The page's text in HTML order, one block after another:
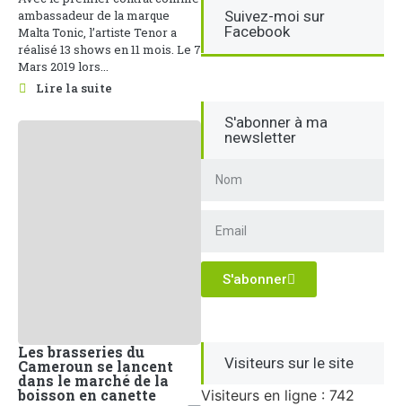
ambassadeur de la marque
Malta Tonic, l’artiste Tenor a
réalisé 13 shows en 11 mois. Le 7
Mars 2019 lors...
Lire la suite
Les brasseries du
Cameroun se lancent
dans le marché de la
boisson en canette
Suivez-moi sur
Facebook
S'abonner à ma
newsletter
S'abonner
Visiteurs sur le site
Visiteurs en ligne : 742